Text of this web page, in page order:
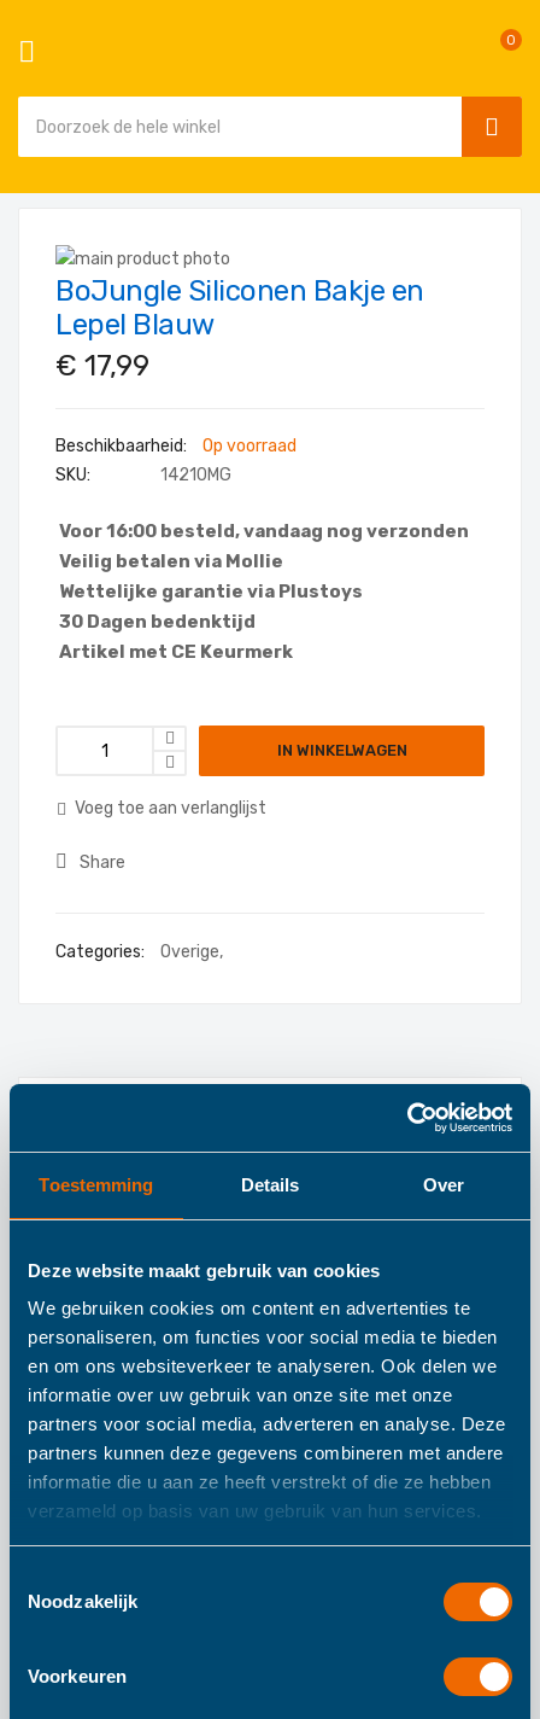
Toestemming Details Over
Deze website maakt gebruik van cookies
We gebruiken cookies om content en advertenties te
personaliseren, om functies voor social media te bieden
en om ons websiteverkeer te analyseren. Ook delen we
informatie over uw gebruik van onze site met onze
partners voor social media, adverteren en analyse. Deze
partners kunnen deze gegevens combineren met andere
informatie die u aan ze heeft verstrekt of die ze hebben
verzameld op basis van uw gebruik van hun services.
Noodzakelijk
Voorkeuren
0
inhoud
Ga
naar
het
einde
van
Ga
naar
begin
BoJungle Siliconen Bakje en
Lepel Blauw
€ 17,99
Op voorraad
SKU
14210MG
Voor 16:00 besteld, vandaag nog verzonden
Veilig betalen via Mollie
Wettelijke garantie via Plustoys
30 Dagen bedenktijd
Artikel met CE Keurmerk
IN WINKELWAGEN
Voeg toe aan verlanglijst
Share
Categories: Overige,
BoJungle Siliconen
Blauw
Deze kom met zuignap en bijpassende lepel zorgt ervoor
dat het kind zelfstandig kan leren eten, zonder dat papa
of mama het bord vast hoeft te houden. Dankzij de
zuignap kan de kom niet bewegen en kan hij zeker niet
door de kamer vliegen. Deze set is gemaakt van
breekbaar, absorbeert geen geuren of smaken en is vooral